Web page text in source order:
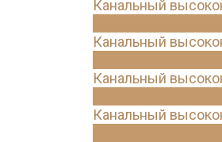
Канальный
Канальный
Канальный
Канальный